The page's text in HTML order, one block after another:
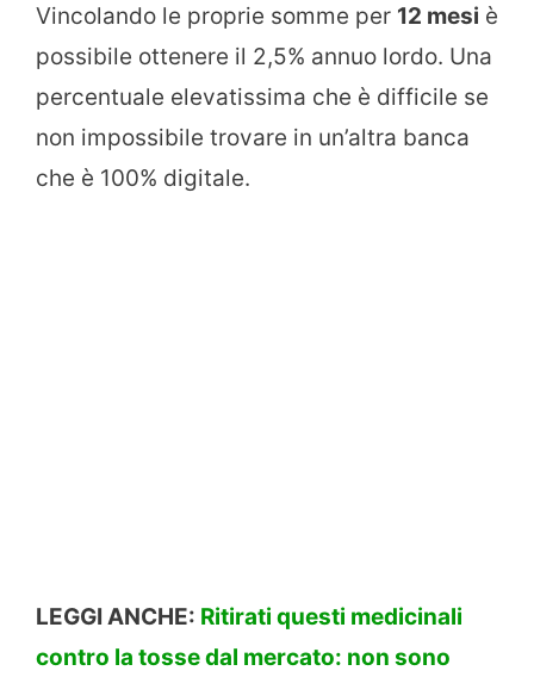
Vincolando le proprie somme per 12 mesi è
possibile ottenere il 2,5% annuo lordo. Una
percentuale elevatissima che è difficile se
non impossibile trovare in un’altra banca
che è 100% digitale.
LEGGI ANCHE: Ritirati questi medicinali
contro la tosse dal mercato: non sono